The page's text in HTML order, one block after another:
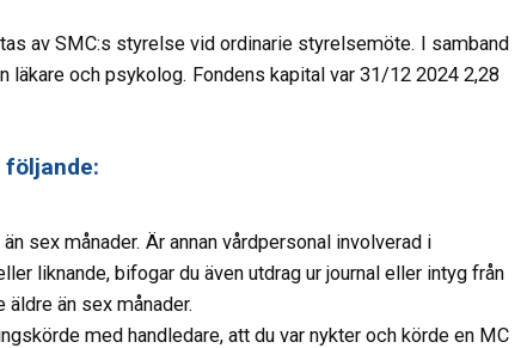
av SMC:s styrelse vid ordinarie styrelsemöte. I samband
läkare och psykolog. Fondens kapital var 31/12 2024 2,28
följande:
sex månader. Är annan vårdpersonal involverad i
liknande, bifogar du även utdrag ur journal eller intyg från
än sex månader.
med handledare, att du var nykter och körde en MC